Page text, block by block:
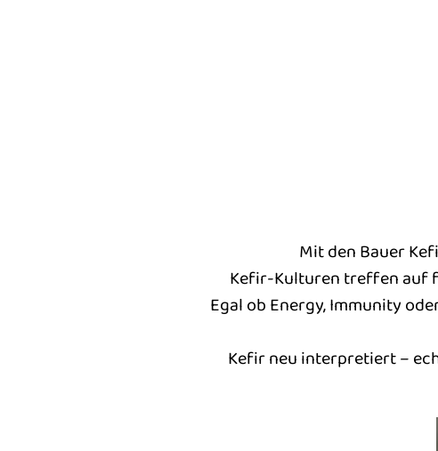
Mit den Bauer
Kefir-Kulturen treffen auf
Egal ob Energy, Immunity
Kefir neu interpretiert –